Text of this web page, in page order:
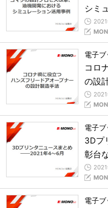
シミ
電子ブ
コロ
の設
電子ブ
3Dプ
彰台
電子ブ